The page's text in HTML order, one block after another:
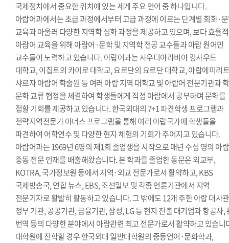
국제정치에서 중요한 위치에 있는 세계 주요 언어 중 하나입니다.
아랍어과에서는 초급 과정에서부터 고급 과정에 이르는 단계별 회화·
교육과 아울러 다양한 지역학 심화 과정을 제공하고 있으며, 보다 효율
아랍어 교육을 위해 아랍어·문학 및 지역학 전공 교수들과 아랍 원어민
교수들이 노력하고 있습니다. 아랍어과는 사우디아라비아 킹사우드
대학교, 이집트의 카이로 대학교, 요르단의 요르단 대학교, 아랍에미리
샤르자 아랍어 학술원 등 여러 아랍 지역 대학교 및 아랍어 전문기관과
문화 교류 협정을 체결하여 학생들에게 직접 아랍에서 공부하며 문화를
접할 기회를 제공하고 있습니다. 한국외대의 7+1 파견학생 프로그램과
전략지역전문가 아너스 프로그램을 통해 여러 아랍국가에 학생들을
파견하여 어학연수 및 다양한 현지 체험의 기회가 주어지고 있습니다.
아랍어과는 1969년 6명의 제1회 졸업생을 시작으로 매년 수십 명의 아
중동 전문 인재를 배출해왔습니다. 본 학과를 졸업한 동문은 외교부,
KOTRA, 국가정보원 등에서 지역·외교 전문가로서 활약하고, KBS
국제방송국, 연합 뉴스, EBS, 조선일보 및 각종 언론기관에서 지역
전문기자로 활발히 활동하고 있습니다. 그 밖에도 12개 주한 아랍 대사
정부 기관, 공공기관, 금융기관, 삼성, LG 등 현지 진출 대기업과 항공사,
번역 등의 다양한 분야에서 아랍관련 최고 전문가로서 활약하고 있습니
대학원에 진학할 경우 한국외대 일반대학원의 중동언어·문화학과,